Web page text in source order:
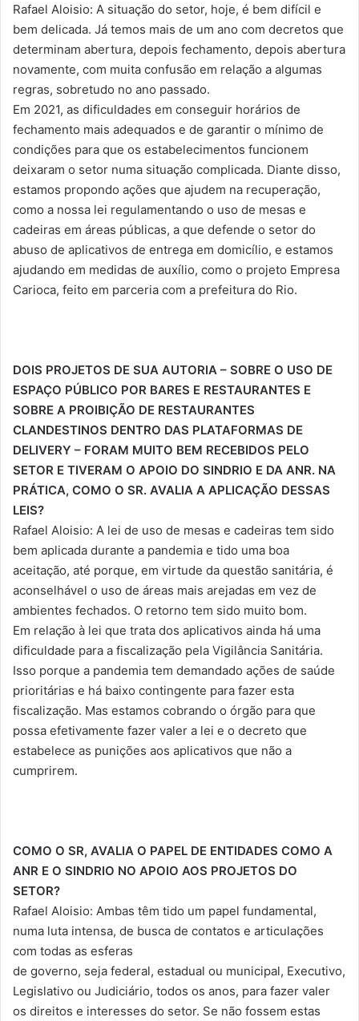
Rafael Aloisio: A situação do setor, hoje, é bem difícil e
bem delicada. Já temos mais de um ano com decretos que
determinam abertura, depois fechamento, depois abertura
novamente, com muita confusão em relação a algumas
regras, sobretudo no ano passado.
Em 2021, as dificuldades em conseguir horários de
fechamento mais adequados e de garantir o mínimo de
condições para que os estabelecimentos funcionem
deixaram o setor numa situação complicada. Diante disso,
estamos propondo ações que ajudem na recuperação,
como a nossa lei regulamentando o uso de mesas e
cadeiras em áreas públicas, a que defende o setor do
abuso de aplicativos de entrega em domicílio, e estamos
ajudando em medidas de auxílio, como o projeto Empresa
Carioca, feito em parceria com a prefeitura do Rio.
DOIS PROJETOS DE SUA AUTORIA – SOBRE O USO DE
ESPAÇO PÚBLICO POR BARES E RESTAURANTES E
SOBRE A PROIBIÇÃO DE RESTAURANTES
CLANDESTINOS DENTRO DAS PLATAFORMAS DE
DELIVERY – FORAM MUITO BEM RECEBIDOS PELO
SETOR E TIVERAM O APOIO DO SINDRIO E DA ANR. NA
PRÁTICA, COMO O SR. AVALIA A APLICAÇÃO DESSAS
LEIS?
Rafael Aloisio: A lei de uso de mesas e cadeiras tem sido
bem aplicada durante a pandemia e tido uma boa
aceitação, até porque, em virtude da questão sanitária, é
aconselhável o uso de áreas mais arejadas em vez de
ambientes fechados. O retorno tem sido muito bom.
Em relação à lei que trata dos aplicativos ainda há uma
dificuldade para a fiscalização pela Vigilância Sanitária.
Isso porque a pandemia tem demandado ações de saúde
prioritárias e há baixo contingente para fazer esta
fiscalização. Mas estamos cobrando o órgão para que
possa efetivamente fazer valer a lei e o decreto que
estabelece as punições aos aplicativos que não a
cumprirem.
COMO O SR, AVALIA O PAPEL DE ENTIDADES COMO A
ANR E O SINDRIO NO APOIO AOS PROJETOS DO
SETOR?
Rafael Aloisio: Ambas têm tido um papel fundamental,
numa luta intensa, de busca de contatos e articulações
com todas as esferas
de governo, seja federal, estadual ou municipal, Executivo,
Legislativo ou Judiciário, todos os anos, para fazer valer
os direitos e interesses do setor. Se não fossem estas